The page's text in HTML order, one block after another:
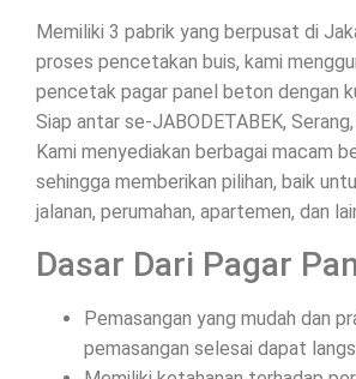
Memiliki 3 pabrik yang berpusat di
proses pencetakan buis, kami
pencetak pagar panel beton dengan
Siap antar se-JABODETABEK,
Kami menyediakan berbagai macam
sehingga memberikan pilihan, baik
jalanan, perumahan, apartemen, dan
Dasar Dari Pagar
Pemasangan yang mudah dan
pemasangan selesai dapat